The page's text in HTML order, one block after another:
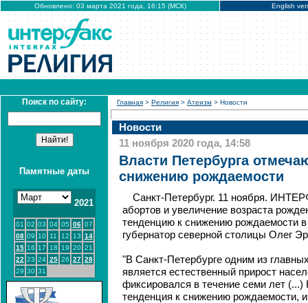
Обновлено: 03 марта 2021 года, 16:15 (МСК) English
Поиск по сайту:
Памятные даты
2021
01 02 03 04 05 06 07
08 09 10 11 12 13 14
15 16 17 18 19 20 21
22 23 24 25 26 27 28
29 30 31
Главная > Религия > Атеизм > Новости
Новости
11 ноября 2020 года, 14:58
Власти Петербурга
снижению рождаемости
Санкт-Петербург. 11 ноября.
абортов и увеличение возраста
тенденцию к снижению рождаемости
губернатор северной столицы Олег
"В Санкт-Петербурге одним из
является естественный прирост
фиксировался в течение семи лет
тенденция к снижению рождаемости,